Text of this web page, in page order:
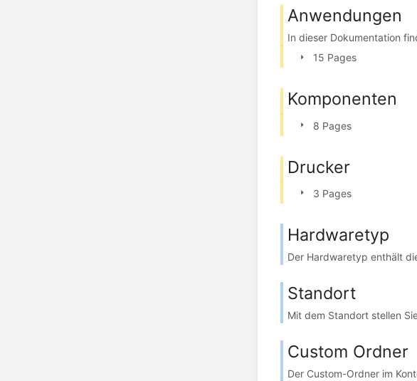
Anwendungen
In dieser Dokumentation
15 Pages
Komponenten
8 Pages
Drucker
3 Pages
Hardwaretyp
Der Hardwaretyp enthält
Standort
Mit dem Standort stellen
Custom Ordner
Der Custom-Ordner im